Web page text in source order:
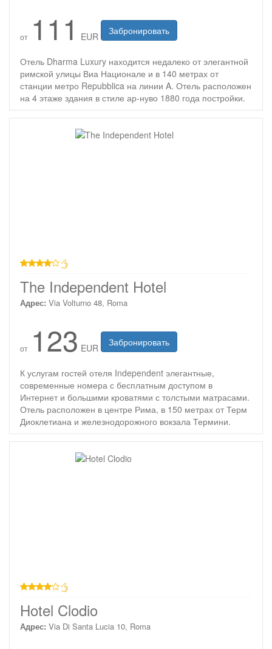
от 111 EUR Забронировать
Отель Dharma Luxury находится недалеко от элегантной
римской улицы Виа Национале и в 140 метрах от
станции метро Repubblica на линии A. Отель расположен
на 4 этаже здания в стиле ар-нуво 1880 года постройки.
The Independent Hotel
Адрес: Via Volturno 48, Roma
от 123 EUR Забронировать
К услугам гостей отеля Independent элегантные,
современные номера с бесплатным доступом в
Интернет и большими кроватями с толстыми матрасами.
Отель расположен в центре Рима, в 150 метрах от Терм
Диоклетиана и железнодорожного вокзала Термини.
Hotel Clodio
Адрес: Via Di Santa Lucia 10, Roma